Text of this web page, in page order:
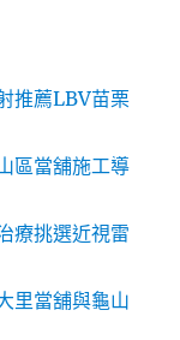
推薦LBV苗栗
區當舖施工導
療挑選近視雷
里當舖與龜山